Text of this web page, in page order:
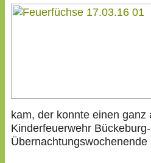
kam, der konnte einen
Kinderfeuerwehr
Übernachtungswochenende